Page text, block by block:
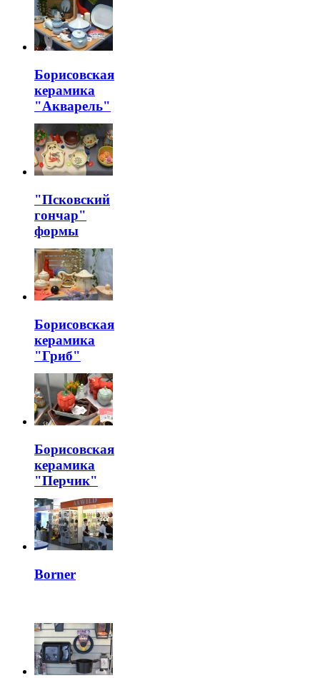
Борисовская
керамика
"Акварель"
"Псковский
гончар"
формы
Борисовская
керамика
"Гриб"
Борисовская
керамика
"Перчик"
Borner